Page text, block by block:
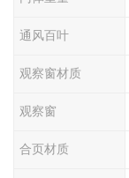
通风百叶
观察窗材质
观察窗
合页材质